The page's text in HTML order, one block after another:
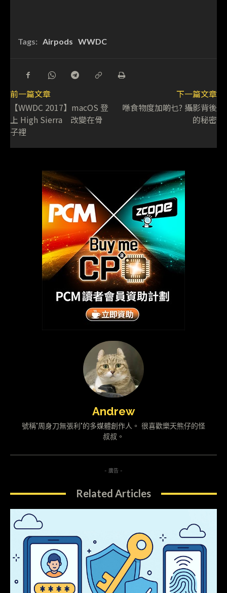
Tags: Airpods WWDC
前一篇文章
【WWDC 2017】macOS 登
上 High Sierra 改變在骨
子裡
下一篇文章
喺食物度加啲乜? 攝影背後
的秘密
Andrew
號稱"周身刀無張利"的多媒體創作人。 很喜歡樂天熊仔的怪
叔叔。
- 廣告 -
Related Articles